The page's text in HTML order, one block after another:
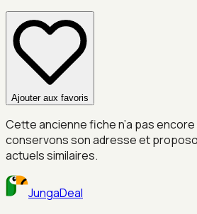
Ajouter aux favoris
Cette ancienne fiche n’a pas
conservons son adresse et
actuels similaires.
JungaDeal